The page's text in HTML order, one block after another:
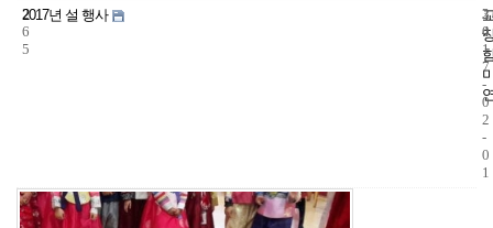
2
6
5
2017년 설 행사
3
4
2
0
1
7
-
0
2
-
0
1